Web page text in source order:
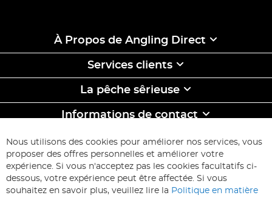
À Propos de Angling Direct
Services clients
La pêche sêrieuse
Informations de contact
ABONNEZ-VOUS & ECONOMISEZ
Inscription
à
d’information
Inscription
Nous utilisons des cookies pour améliorer nos services, vous
proposer des offres personnelles et améliorer votre
expérience. Si vous n'acceptez pas les cookies facultatifs ci-
dessous, votre expérience peut être affectée. Si vous
souhaitez en savoir plus, veuillez lire la Politique en matière